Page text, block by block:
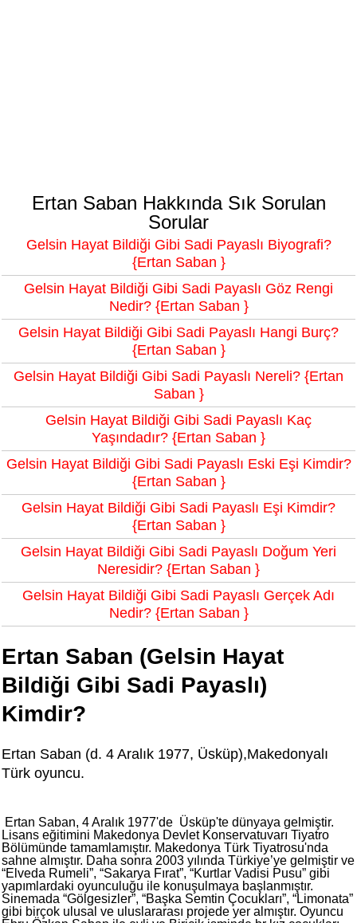
Ertan Saban Hakkında Sık Sorulan
Sorular
Gelsin Hayat Bildiği Gibi Sadi Payaslı Biyografi?
{Ertan Saban }
Gelsin Hayat Bildiği Gibi Sadi Payaslı Göz Rengi
Nedir? {Ertan Saban }
Gelsin Hayat Bildiği Gibi Sadi Payaslı Hangi Burç?
{Ertan Saban }
Gelsin Hayat Bildiği Gibi Sadi Payaslı Nereli? {Ertan
Saban }
Gelsin Hayat Bildiği Gibi Sadi Payaslı Kaç
Yaşındadır? {Ertan Saban }
Gelsin Hayat Bildiği Gibi Sadi Payaslı Eski Eşi Kimdir?
{Ertan Saban }
Gelsin Hayat Bildiği Gibi Sadi Payaslı Eşi Kimdir?
{Ertan Saban }
Gelsin Hayat Bildiği Gibi Sadi Payaslı Doğum Yeri
Neresidir? {Ertan Saban }
Gelsin Hayat Bildiği Gibi Sadi Payaslı Gerçek Adı
Nedir? {Ertan Saban }
Ertan Saban (Gelsin Hayat
Bildiği Gibi Sadi Payaslı)
Kimdir?
Ertan Saban (d. 4 Aralık 1977, Üsküp),Makedonyalı
Türk oyuncu.
Ertan Saban, 4 Aralık 1977'de Üsküp'te dünyaya gelmiştir.
Lisans eğitimini Makedonya Devlet Konservatuvarı Tiyatro
Bölümünde tamamlamıştır. Makedonya Türk Tiyatrosu'nda
sahne almıştır. Daha sonra 2003 yılında Türkiye’ye gelmiştir ve
“Elveda Rumeli”, “Sakarya Fırat”, “Kurtlar Vadisi Pusu” gibi
yapımlardaki oyunculuğu ile konuşulmaya başlanmıştır.
Sinemada “Gölgesizler”, “Başka Semtin Çocukları”, “Limonata”
gibi birçok ulusal ve uluslararası projede yer almıştır. Oyuncu